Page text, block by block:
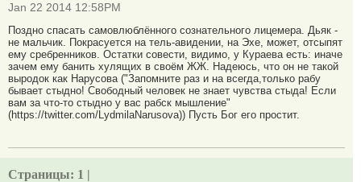
Jan 22 2014 12:58PM
Поздно спасать самовлюблённого сознательного лицемера. Дьяк -
не мальчик. Покрасуется на тель-авидении, на Эхе, может, отсыпят
ему сребренников. Остатки совести, видимо, у Кураева есть: иначе
зачем ему банить хулящих в своём ЖЖ. Надеюсь, что он не такой
выродок как Нарусова ("Запомните раз и на всегда,только рабу
бывает стыдно! Свободный человек не знает чувства стыда! Если
вам за что-то стыдно у вас рабск мышление"
(https://twitter.com/LydmilaNarusova)) Пусть Бог его простит.
Страницы: 1 |